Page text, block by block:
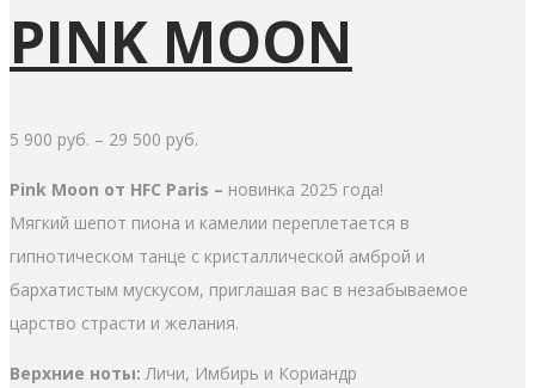
PINK MOON
5 900 руб. – 29 500 руб.
Pink Moon от HFC Paris – новинка 2025 года!
Мягкий шепот пиона и камелии переплетается в
гипнотическом танце с кристаллической амброй и
бархатистым мускусом, приглашая вас в незабываемое
царство страсти и желания.
Верхние ноты: Личи, Имбирь и Кориандр